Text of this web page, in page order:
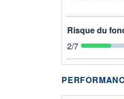
Risque du
2/7